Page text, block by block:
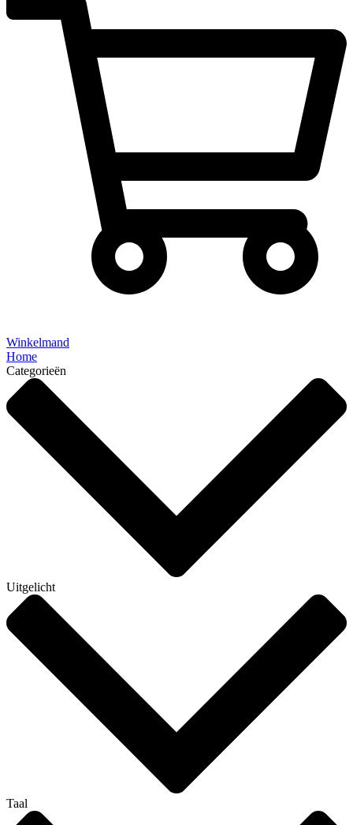
Winkelmand
Home
Categorieën
Uitgelicht
Taal